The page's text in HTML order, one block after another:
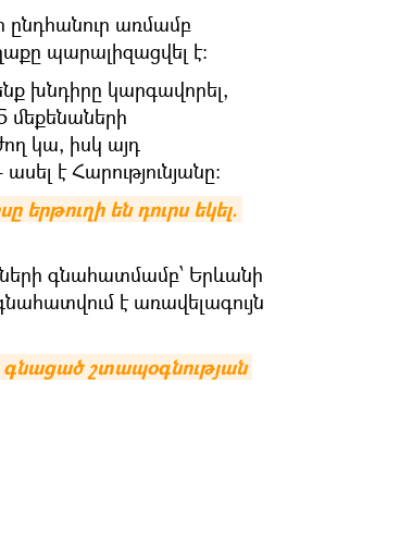
ընդհանուր առմամբ
պարալիզացվել է:
խնդիրը կարգավորել,
մեքենաների
կա, իսկ այդ
է Հարությունյանը:
երթուղի են դուրս եկել.
գնահատմամբ՝ Երևանի
է առավելագույն
գնացած շտապօգնության